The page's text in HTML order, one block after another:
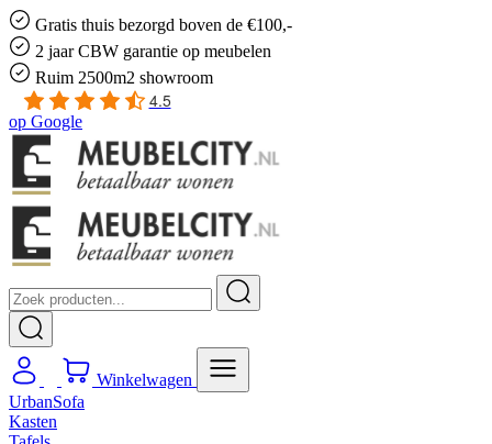
Gratis thuis bezorgd boven de €100,-
2 jaar CBW garantie op meubelen
Ruim 2500m2 showroom
4.5
op Google
Winkelwagen
UrbanSofa
Kasten